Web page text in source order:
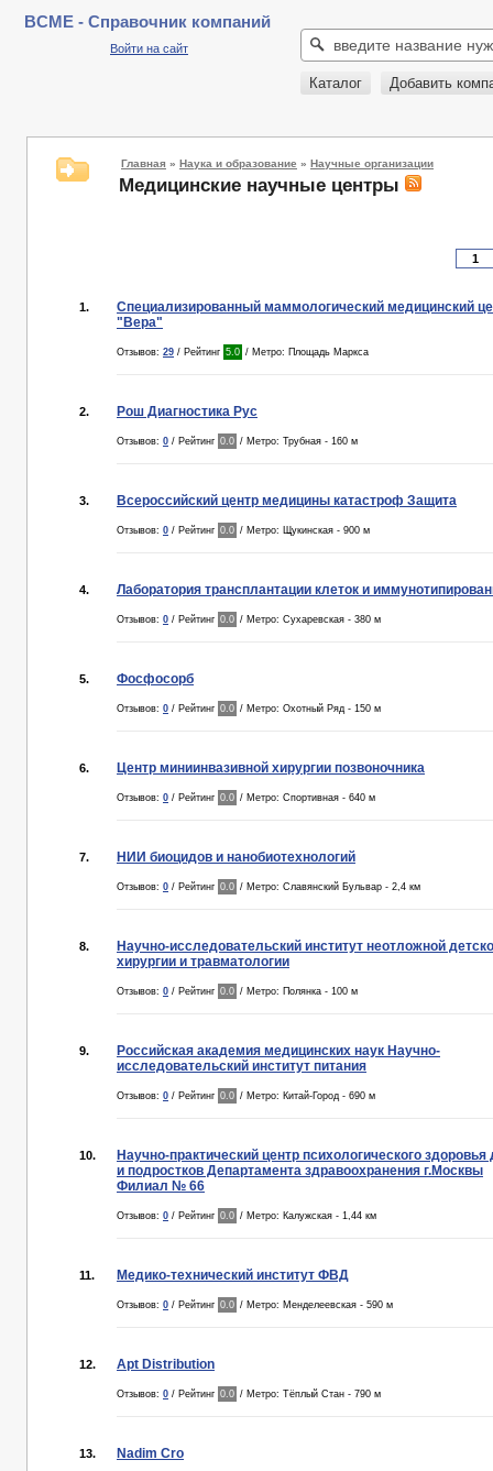
BCME - Справочник компаний
Войти на сайт
Каталог Добавить
Главная » Наука и образование » Научные организации
Медицинские научные центры
1.
Специализированный маммологический медицинский
"Вера"
Отзывов: 29 / Рейтинг 5.0 / Метро: Площадь Маркса
2. Рош Диагностика Рус
Отзывов: 0 / Рейтинг 0.0 / Метро: Трубная - 160 м
3. Всероссийский центр медицины катастроф Защита
Отзывов: 0 / Рейтинг 0.0 / Метро: Щукинская - 900 м
4. Лаборатория трансплантации клеток и
Отзывов: 0 / Рейтинг 0.0 / Метро: Сухаревская - 380 м
5. Фосфосорб
Отзывов: 0 / Рейтинг 0.0 / Метро: Охотный Ряд - 150 м
6. Центр миниинвазивной хирургии позвоночника
Отзывов: 0 / Рейтинг 0.0 / Метро: Спортивная - 640 м
7. НИИ биоцидов и нанобиотехнологий
Отзывов: 0 / Рейтинг 0.0 / Метро: Славянский Бульвар - 2,4 км
8.
Научно-исследовательский институт неотложной
хирургии и травматологии
Отзывов: 0 / Рейтинг 0.0 / Метро: Полянка - 100 м
9.
Российская академия медицинских наук Научно-
исследовательский институт питания
Отзывов: 0 / Рейтинг 0.0 / Метро: Китай-Город - 690 м
10.
Научно-практический центр психологического здоровья
и подростков Департамента здравоохранения г.Москвы
Филиал № 66
Отзывов: 0 / Рейтинг 0.0 / Метро: Калужская - 1,44 км
11. Медико-технический институт ФВД
Отзывов: 0 / Рейтинг 0.0 / Метро: Менделеевская - 590 м
12. Apt Distribution
Отзывов: 0 / Рейтинг 0.0 / Метро: Тёплый Стан - 790 м
13. Nadim Cro